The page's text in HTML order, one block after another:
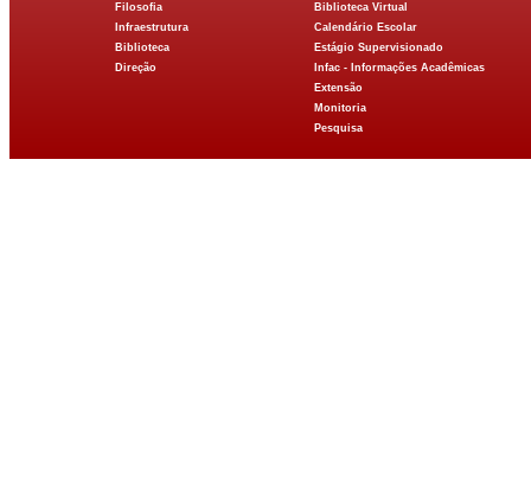
Filosofia
Infraestrutura
Biblioteca
Direção
Biblioteca Virtual
Calendário Escolar
Estágio Supervisionado
Infac - Informações Acadêmicas
Extensão
Monitoria
Pesquisa